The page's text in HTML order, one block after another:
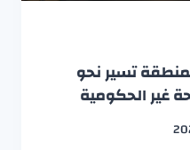
تسير نحو
غير الحكومية